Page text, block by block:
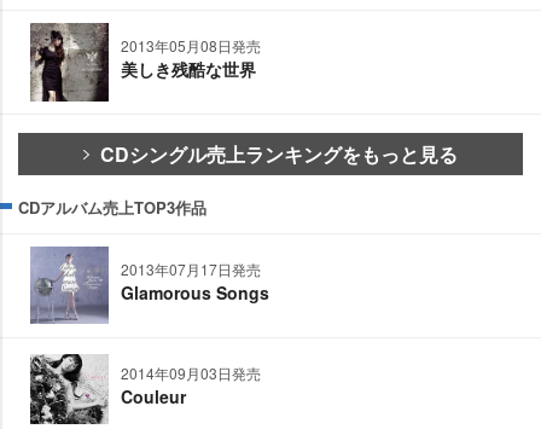
2013年05月08日発売
美しき残酷な世界
CDシングル売上ランキングをもっと見る
CDアルバム売上TOP3作品
2013年07月17日発売
Glamorous Songs
2014年09月03日発売
Couleur